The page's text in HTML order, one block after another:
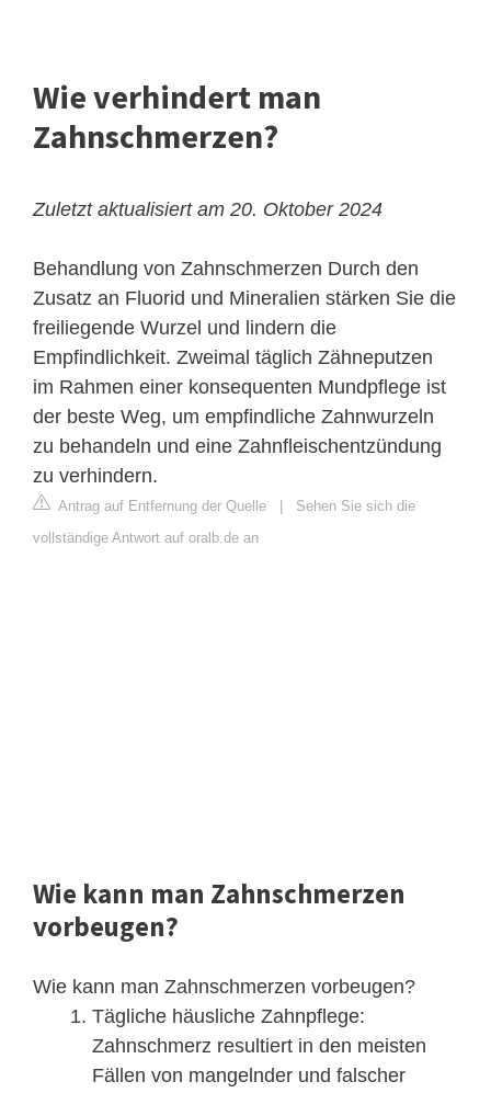
Wie verhindert man
Zahnschmerzen?
Zuletzt aktualisiert am 20. Oktober 2024
Behandlung von Zahnschmerzen Durch den
Zusatz an Fluorid und Mineralien stärken Sie die
freiliegende Wurzel und lindern die
Empfindlichkeit. Zweimal täglich Zähneputzen
im Rahmen einer konsequenten Mundpflege ist
der beste Weg, um empfindliche Zahnwurzeln
zu behandeln und eine Zahnfleischentzündung
zu verhindern.
Antrag auf Entfernung der Quelle
Sehen Sie sich die
vollständige Antwort auf oralb.de an
Wie kann man Zahnschmerzen
vorbeugen?
Wie kann man Zahnschmerzen vorbeugen?
Tägliche häusliche Zahnpflege:
Zahnschmerz resultiert in den meisten
Fällen von mangelnder und falscher